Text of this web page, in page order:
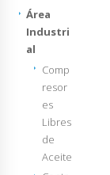
Área
Industri
al
Comp
resor
es
Libres
de
Aceite